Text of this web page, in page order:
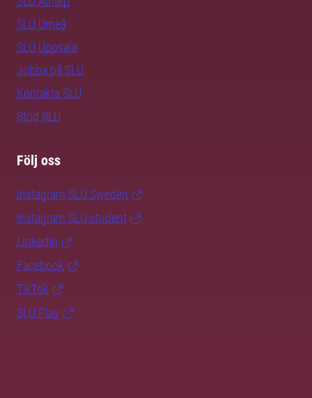
SLU Umeå
SLU Uppsala
Jobba på SLU
Kontakta SLU
Stöd SLU
Följ oss
Instagram SLU.Sweden
Instagram SLU.student
LinkedIn
Facebook
TikTok
SLU Play